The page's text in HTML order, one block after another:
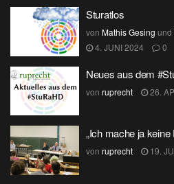
Sturatlos
von Mathis Gesing und
4. JUNI 2024
0
Neues aus dem
von ruprecht 26.
„Ich mache ja keine
von ruprecht 19.